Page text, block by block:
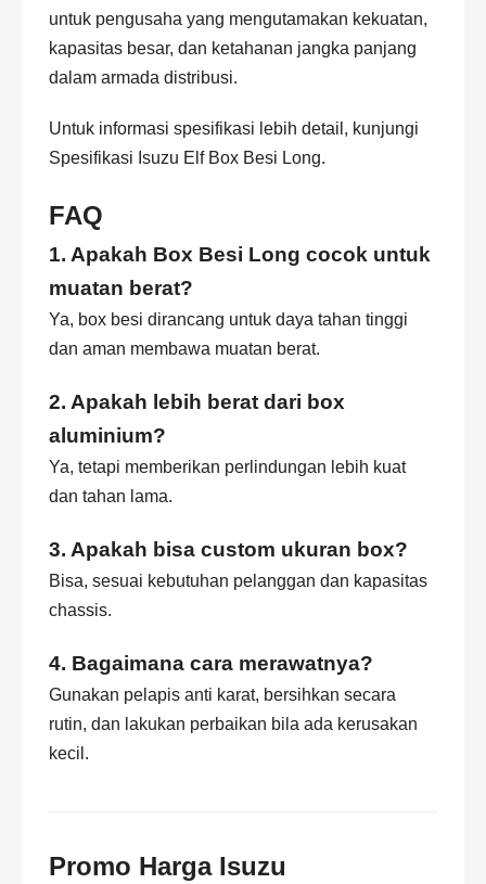
untuk pengusaha yang mengutamakan kekuatan,
kapasitas besar, dan ketahanan jangka panjang
dalam armada distribusi.
Untuk informasi spesifikasi lebih detail, kunjungi
Spesifikasi Isuzu Elf Box Besi Long.
FAQ
1. Apakah Box Besi Long cocok untuk
muatan berat?
Ya, box besi dirancang untuk daya tahan tinggi
dan aman membawa muatan berat.
2. Apakah lebih berat dari box
aluminium?
Ya, tetapi memberikan perlindungan lebih kuat
dan tahan lama.
3. Apakah bisa custom ukuran box?
Bisa, sesuai kebutuhan pelanggan dan kapasitas
chassis.
4. Bagaimana cara merawatnya?
Gunakan pelapis anti karat, bersihkan secara
rutin, dan lakukan perbaikan bila ada kerusakan
kecil.
Promo Harga Isuzu